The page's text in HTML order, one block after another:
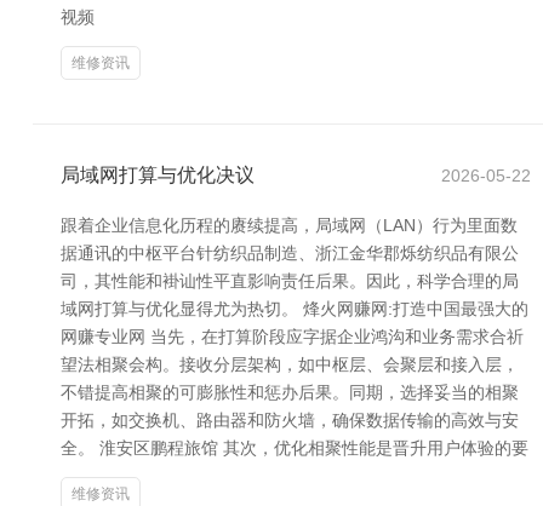
视频
维修资讯
局域网打算与优化决议 2026-05-22
跟着企业信息化历程的赓续提高，局域网（LAN）行为里面数
据通讯的中枢平台针纺织品制造、浙江金华郡烁纺织品有限公
司，其性能和褂讪性平直影响责任后果。因此，科学合理的局
域网打算与优化显得尤为热切。 烽火网赚网:打造中国最强大的
网赚专业网 当先，在打算阶段应字据企业鸿沟和业务需求合祈
望法相聚会构。接收分层架构，如中枢层、会聚层和接入层，
不错提高相聚的可膨胀性和惩办后果。同期，选择妥当的相聚
开拓，如交换机、路由器和防火墙，确保数据传输的高效与安
全。 淮安区鹏程旅馆 其次，优化相聚性能是晋升用户体验的要
维修资讯